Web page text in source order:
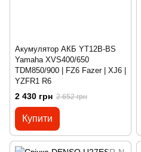
Акумулятор АКБ YT12B-BS
Yamaha XVS400/650
TDM850/900 | FZ6 Fazer | XJ6 |
YZFR1 R6
2 430 грн 2 652 грн
Купити